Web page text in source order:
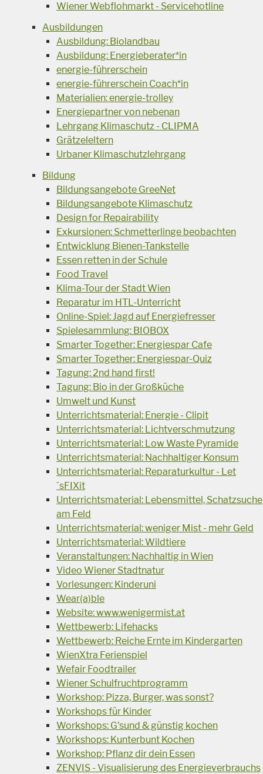
Wiener Webflohmarkt - Servicehotline
Ausbildungen
Ausbildung: Biolandbau
Ausbildung: Energieberater*in
energie-führerschein
energie-führerschein Coach*in
Materialien: energie-trolley
Energiepartner von nebenan
Lehrgang Klimaschutz - CLIPMA
Grätzeleltern
Urbaner Klimaschutzlehrgang
Bildung
Bildungsangebote GreeNet
Bildungsangebote Klimaschutz
Design for Repairability
Exkursionen: Schmetterlinge beobachten
Entwicklung Bienen-Tankstelle
Essen retten in der Schule
Food Travel
Klima-Tour der Stadt Wien
Reparatur im HTL-Unterricht
Online-Spiel: Jagd auf Energiefresser
Spielesammlung: BIOBOX
Smarter Together: Energiespar Cafe
Smarter Together: Energiespar-Quiz
Tagung: 2nd hand first!
Tagung: Bio in der Großküche
Umwelt und Kunst
Unterrichtsmaterial: Energie - Clipit
Unterrichtsmaterial: Lichtverschmutzung
Unterrichtsmaterial: Low Waste Pyramide
Unterrichtsmaterial: Nachhaltiger Konsum
Unterrichtsmaterial: Reparaturkultur - Let
´sFIXit
Unterrichtsmaterial: Lebensmittel, Schatzsuche
am Feld
Unterrichtsmaterial: weniger Mist - mehr Geld
Unterrichtsmaterial: Wildtiere
Veranstaltungen: Nachhaltig in Wien
Video Wiener Stadtnatur
Vorlesungen: Kinderuni
Wear(a)ble
Website: www.wenigermist.at
Wettbewerb: Lifehacks
Wettbewerb: Reiche Ernte im Kindergarten
WienXtra Ferienspiel
Wefair Foodtrailer
Wiener Schulfruchtprogramm
Workshop: Pizza, Burger, was sonst?
Workshops für Kinder
Workshops: G'sund & günstig kochen
Workshops: Kunterbunt Kochen
Workshop: Pflanz dir dein Essen
ZENVIS - Visualisierung des Energieverbrauchs